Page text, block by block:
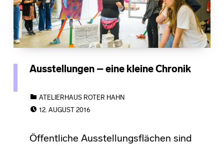
Ausstellungen – eine kleine Chronik
ATELIERHAUS ROTER HAHN
12. AUGUST 2016
Öffentliche Ausstellungsflächen sind